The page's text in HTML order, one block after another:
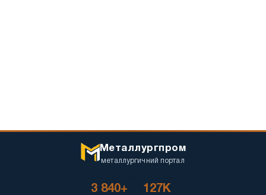
Металлургпром
металлургичний портал
3 840+ 127K